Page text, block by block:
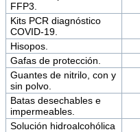
FFP3.
Kits PCR diagnóstico
COVID-19.
Hisopos.
Gafas de protección.
Guantes de nitrilo, con y
sin polvo.
Batas desechables e
impermeables.
Solución hidroalcohólica